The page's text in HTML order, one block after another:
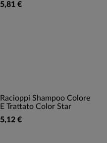
5,81 €
Racioppi Shampoo Colore
E Trattato Color Star
5,12 €